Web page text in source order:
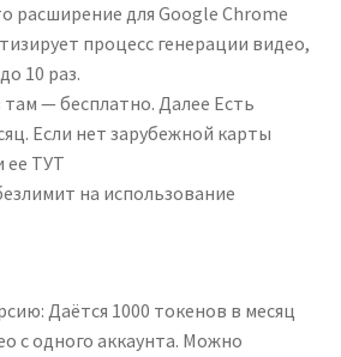
расширение для Google Chrome
процесс генерации видео,
10 раз.
— бесплатно. Далее Есть
Если нет зарубежной карты
ее ТУТ
на использование
Даётся 1000 токенов в месяц
с одного аккаунта. Можно